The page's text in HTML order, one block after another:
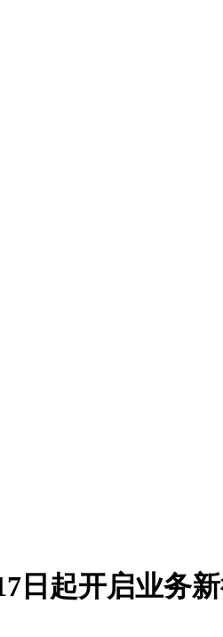
日起开启业务